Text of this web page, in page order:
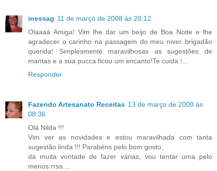
inessag 11 de março de 2008 às 20:12
Olaaaá Amiga! Vim lhe dar um beijo de Boa Noite e lhe
agradecer o carinho na passagem do meu niver..brigadão
querida! Simplesmente maravilhosas as sugestões de
mantas e a sua pucca ficou um encanto!Te cuida !...
Responder
Fazendo Artesanato Receitas 13 de março de 2008 às
08:36
Olá Nilda !!!
Vim ver as novidades e estou maravilhada com tanta
sugestão linda !!! Parabéns pelo bom gosto,
dá muita vontade de fazer várias, vou tentar uma pelo
menos rrss....